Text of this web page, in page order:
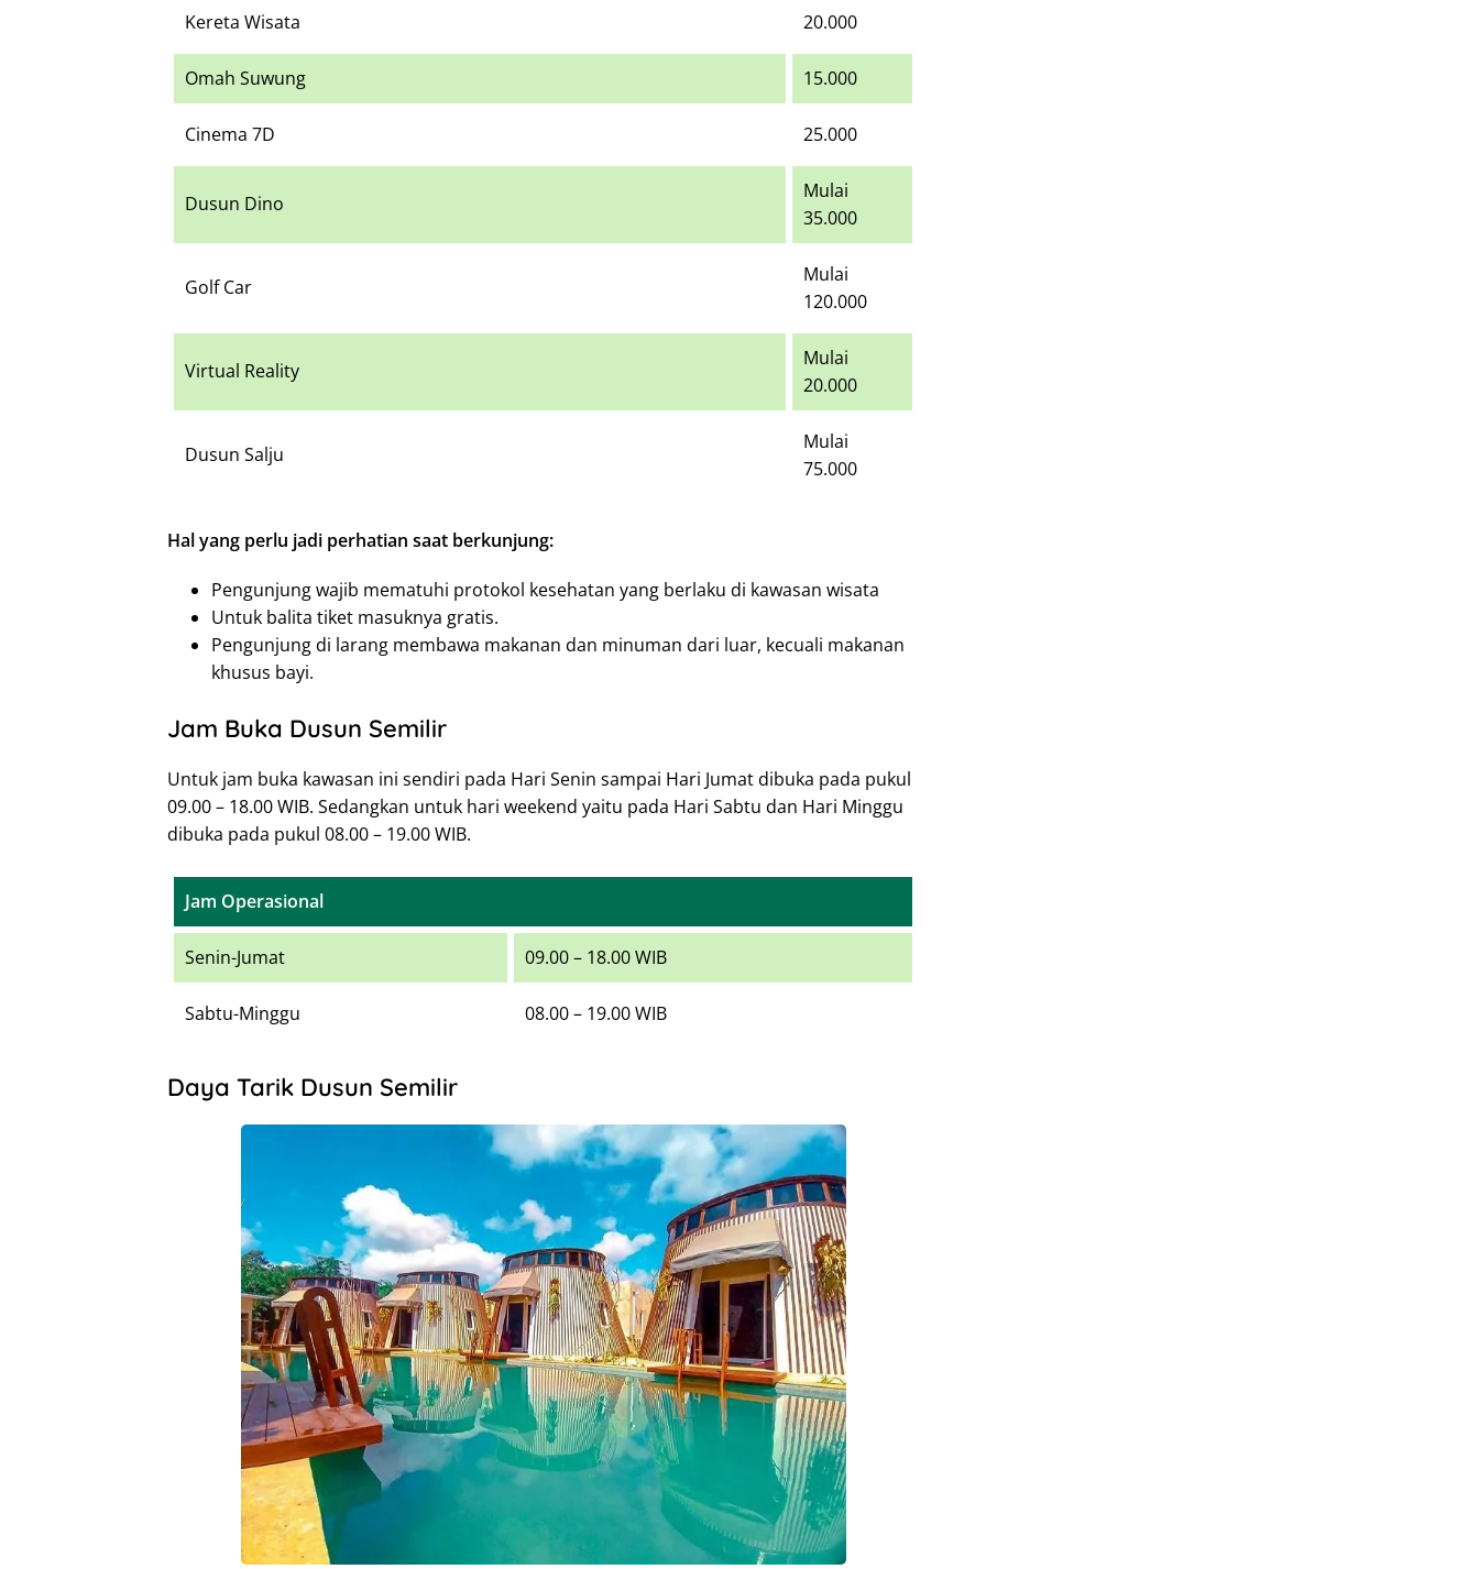
Kereta Wisata 20.000
Omah Suwung 15.000
Cinema 7D 25.000
Dusun Dino
Mulai
35.000
Golf Car
Mulai
120.000
Virtual Reality
Mulai
20.000
Dusun Salju
Mulai
75.000
Hal yang perlu jadi perhatian saat berkunjung:
Pengunjung wajib mematuhi protokol kesehatan yang berlaku di kawasan wisata
Untuk balita tiket masuknya gratis.
Pengunjung di larang membawa makanan dan minuman dari luar, kecuali makanan
khusus bayi.
Jam Buka Dusun Semilir
Untuk jam buka kawasan ini sendiri pada Hari Senin sampai Hari Jumat dibuka pada pukul
09.00 – 18.00 WIB. Sedangkan untuk hari weekend yaitu pada Hari Sabtu dan Hari Minggu
dibuka pada pukul 08.00 – 19.00 WIB.
Jam Operasional
Senin-Jumat 09.00 – 18.00 WIB
Sabtu-Minggu 08.00 – 19.00 WIB
Daya Tarik Dusun Semilir